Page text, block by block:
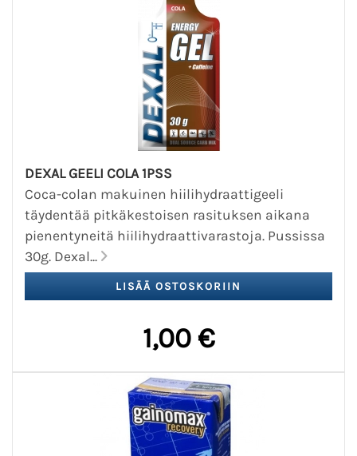
DEXAL GEELI COLA 1PSS
Coca-colan makuinen hiilihydraattigeeli
täydentää pitkäkestoisen rasituksen aikana
pienentyneitä hiilihydraattivarastoja. Pussissa
30g. Dexal...
1,00 €